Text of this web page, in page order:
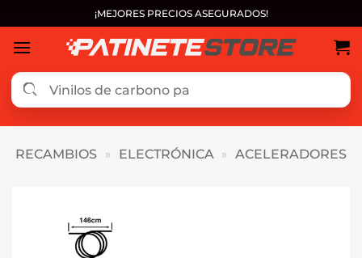
al
contenido
¡MEJORES PRECIOS ASEGURADOS!
RECAMBIOS » ELECTRÓNICA » ACELERADORES